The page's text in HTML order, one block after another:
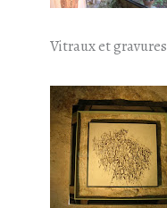
Vitraux et gravures